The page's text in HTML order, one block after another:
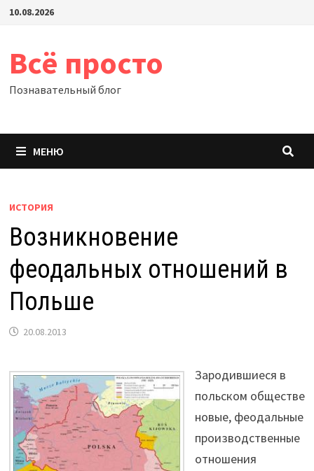
Перейти
10.08.2026
Всё просто
Познавательный блог
МЕНЮ
ИСТОРИЯ
Возникновение
феодальных отношений в
Польше
20.08.2013
Зародившиеся в
польском обществе
новые, феодальные
производственные
отношения